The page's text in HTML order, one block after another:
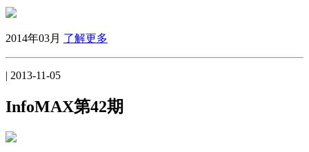
2014年03月 了解更多
| 2013-11-05
InfoMAX第42期